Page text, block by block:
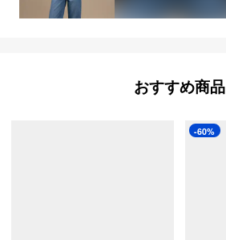
おすすめ商品
-60%